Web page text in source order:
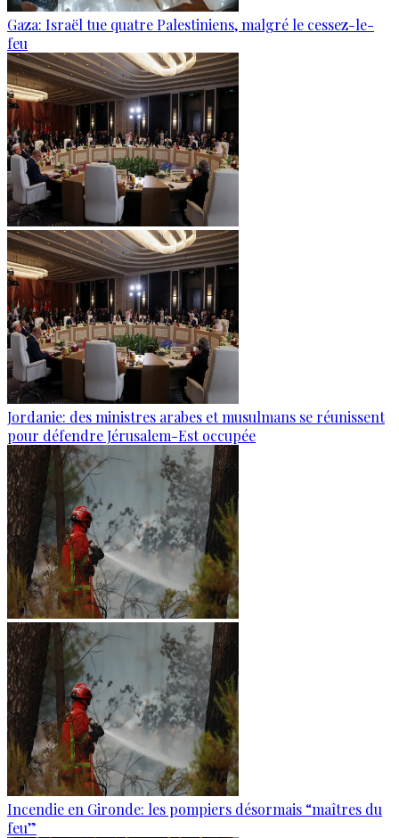
Gaza: Israël tue quatre Palestiniens, malgré le cessez-le-
feu
Jordanie: des ministres arabes et musulmans se réunissent
pour défendre Jérusalem-Est occupée
Incendie en Gironde: les pompiers désormais “maîtres du
feu”